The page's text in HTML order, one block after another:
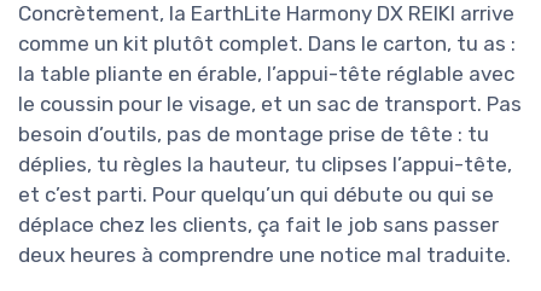
Concrètement, la EarthLite Harmony DX REIKI arrive
comme un kit plutôt complet. Dans le carton, tu as :
la table pliante en érable, l’appui-tête réglable avec
le coussin pour le visage, et un sac de transport. Pas
besoin d’outils, pas de montage prise de tête : tu
déplies, tu règles la hauteur, tu clipses l’appui-tête,
et c’est parti. Pour quelqu’un qui débute ou qui se
déplace chez les clients, ça fait le job sans passer
deux heures à comprendre une notice mal traduite.